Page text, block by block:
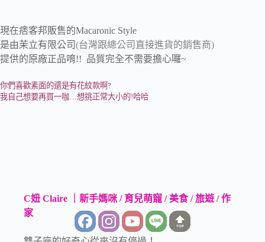
現在痞客邦販售的Macaronic Style
是由茉立有限公司(台灣跟總公司直接進貨的銷售商)
提供的原廠正品唷!! 品質完全不需要擔心囉~
你們喜歡素面的還是有花紋款啊?
我自己想要再買一咖…想挑正常大小的!哈哈
C妞 Claire ｜新手媽咪 / 育兒萌寵 / 美食 / 旅遊 / 作
家
TOP